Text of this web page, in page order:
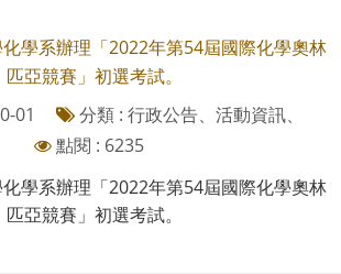
學系辦理「2022年第54屆國際化學奧林
匹亞競賽」初選考試。
01
分類 : 行政公告、活動資訊、
點閱 : 6235
學系辦理「2022年第54屆國際化學奧林
匹亞競賽」初選考試。